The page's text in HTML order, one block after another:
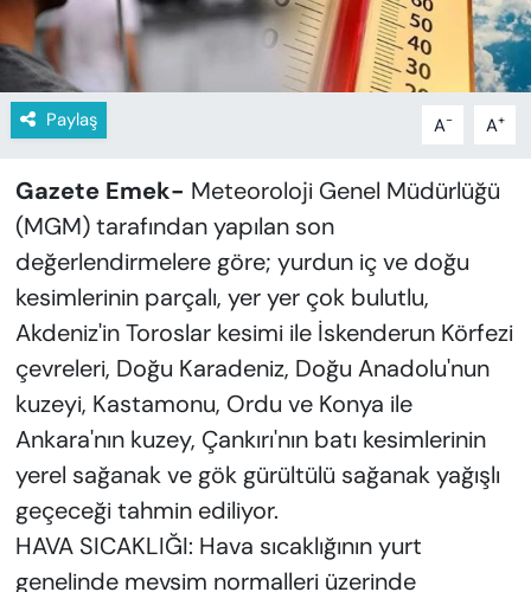
Paylaş A- A+
Gazete Emek- Meteoroloji Genel Müdürlüğü
(MGM) tarafından yapılan son
değerlendirmelere göre; yurdun iç ve doğu
kesimlerinin parçalı, yer yer çok bulutlu,
Akdeniz'in Toroslar kesimi ile İskenderun Körfezi
çevreleri, Doğu Karadeniz, Doğu Anadolu'nun
kuzeyi, Kastamonu, Ordu ve Konya ile
Ankara'nın kuzey, Çankırı'nın batı kesimlerinin
yerel sağanak ve gök gürültülü sağanak yağışlı
geçeceği tahmin ediliyor.
HAVA SICAKLIĞI: Hava sıcaklığının yurt
genelinde mevsim normalleri üzerinde
ÖZEL HABER
YAZAR KÖŞESİ
VAN VE DİYARBAKIR HABERLERİ